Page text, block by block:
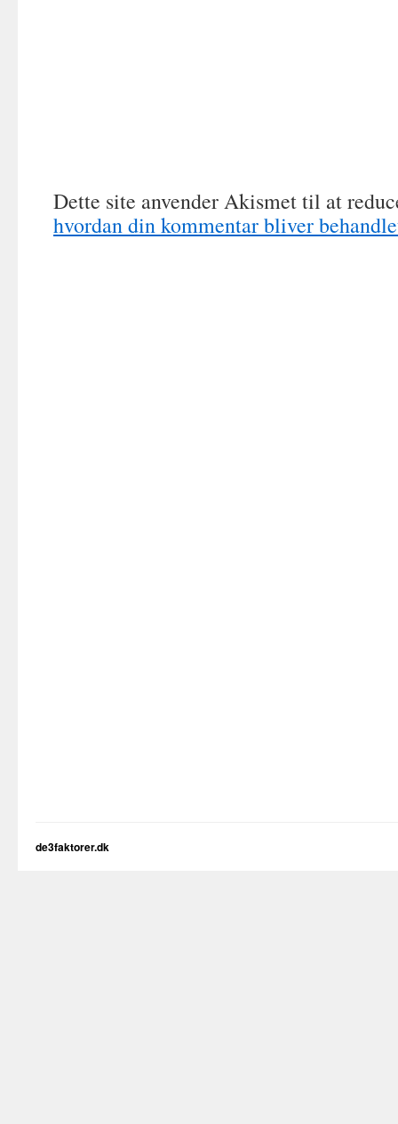
Dette site anvender Akismet til at
hvordan din kommentar bliver
de3faktorer.dk